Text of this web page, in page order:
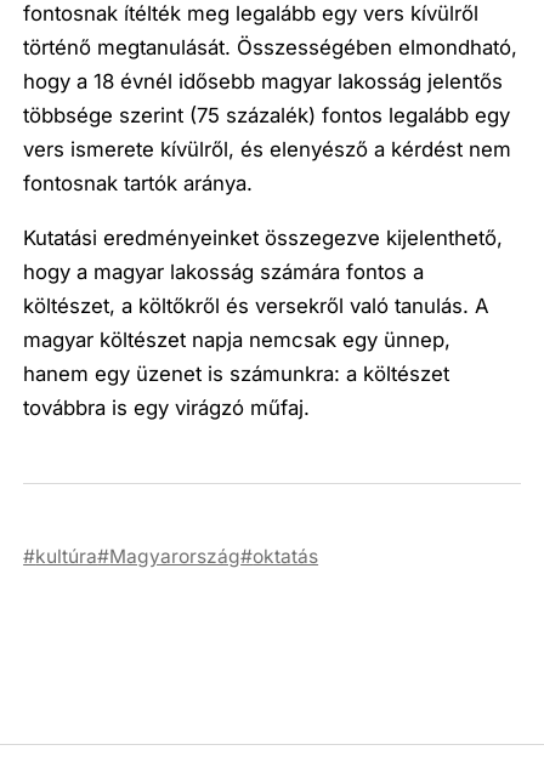
fontosnak ítélték meg legalább egy vers kívülről
történő megtanulását. Összességében elmondható,
hogy a 18 évnél idősebb magyar lakosság jelentős
többsége szerint (75 százalék) fontos legalább egy
vers ismerete kívülről, és elenyésző a kérdést nem
fontosnak tartók aránya.
Kutatási eredményeinket összegezve kijelenthető,
hogy a magyar lakosság számára fontos a
költészet, a költőkről és versekről való tanulás. A
magyar költészet napja nemcsak egy ünnep,
hanem egy üzenet is számunkra: a költészet
továbbra is egy virágzó műfaj.
kultúra Magyarország oktatás